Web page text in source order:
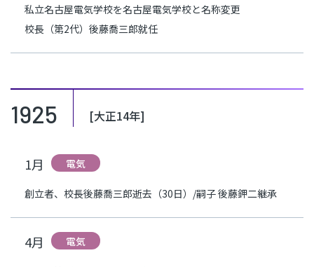
私立名古屋電気学校を名古屋電気学校と名称変更
校長（第2代）後藤喬三郎就任
1925 [大正14年]
1月 電気
創立者、校長後藤喬三郎逝去（30日）/嗣子 後藤鉀二継承
4月 電気